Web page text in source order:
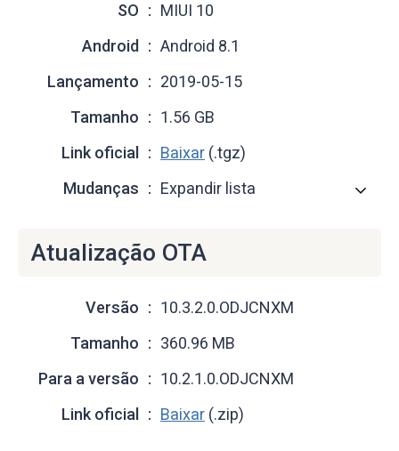
SO
MIUI 10
Android
Android 8.1
Lançamento
2019-05-15
Tamanho
1.56 GB
Link oficial
Baixar (.tgz)
Mudanças
Expandir lista
Atualização OTA
Versão
10.3.2.0.ODJCNXM
Tamanho
360.96 MB
Para a versão
10.2.1.0.ODJCNXM
Link oficial
Baixar (.zip)